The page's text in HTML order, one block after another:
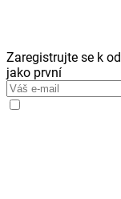
Zaregistrujte se k
jako první